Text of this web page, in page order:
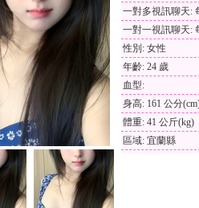
一對多視訊聊天:
一對一視訊聊天:
性別: 女性
年齡: 24 歲
血型:
身高: 161 公分
體重: 41 公斤(kg)
區域: 宜蘭縣